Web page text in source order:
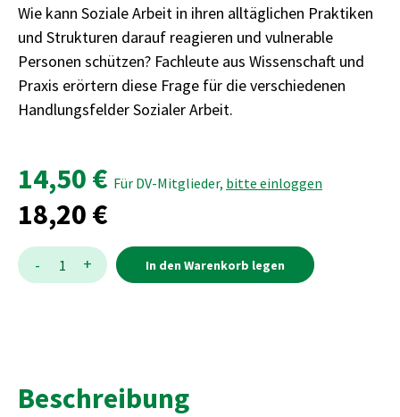
Wie kann Soziale Arbeit in ihren alltäglichen Praktiken
und Strukturen darauf reagieren und vulnerable
Personen schützen? Fachleute aus Wissenschaft und
Praxis erörtern diese Frage für die verschiedenen
Handlungsfelder Sozialer Arbeit.
14,50 € Für DV-Mitglieder, bitte einloggen
18,20 €
Menge
- 1 + In den Warenkorb legen
Beschreibung